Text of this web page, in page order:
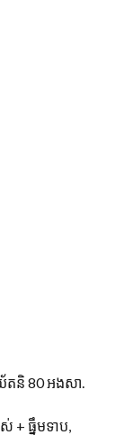
តនិ 80 អងសា.
+ ធ្នឹមទាប,